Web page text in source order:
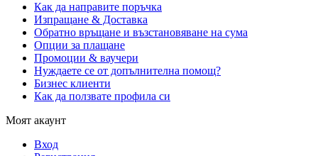
Как да направите поръчка
Изпращане & Доставка
Обратно връщане и възстановяване на сума
Опции за плащане
Промоции & ваучери
Нуждаете се от допълнителна помощ?
Бизнес клиенти
Как да ползвате профила си
Моят акаунт
Вход